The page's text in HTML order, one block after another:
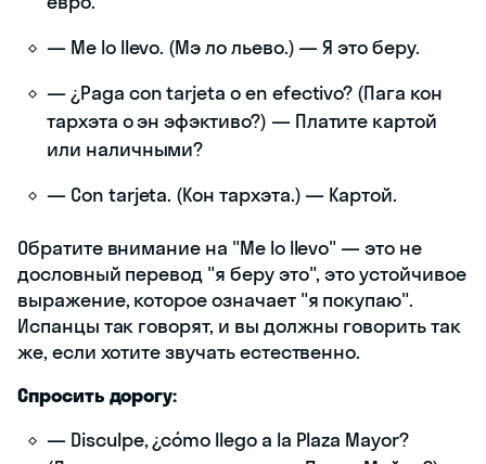
— Me lo llevo. (Мэ ло льево.) — Я это беру.
— ¿Paga con tarjeta o en efectivo? (Пага кон
тархэта о эн эфэктиво?) — Платите картой
или наличными?
— Con tarjeta. (Кон тархэта.) — Картой.
Обратите внимание на "Me lo llevo" — это не
дословный перевод "я беру это", это устойчивое
выражение, которое означает "я покупаю".
Испанцы так говорят, и вы должны говорить так
же, если хотите звучать естественно.
Спросить дорогу:
— Disculpe, ¿cómo llego a la Plaza Mayor?